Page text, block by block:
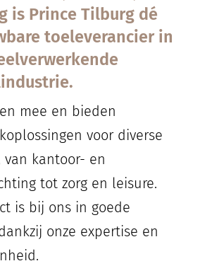
is Prince Tilburg dé
toeleverancier in
mee en bieden
voor diverse
van kantoor- en
tot zorg en leisure.
is bij ons in goede
onze expertise en